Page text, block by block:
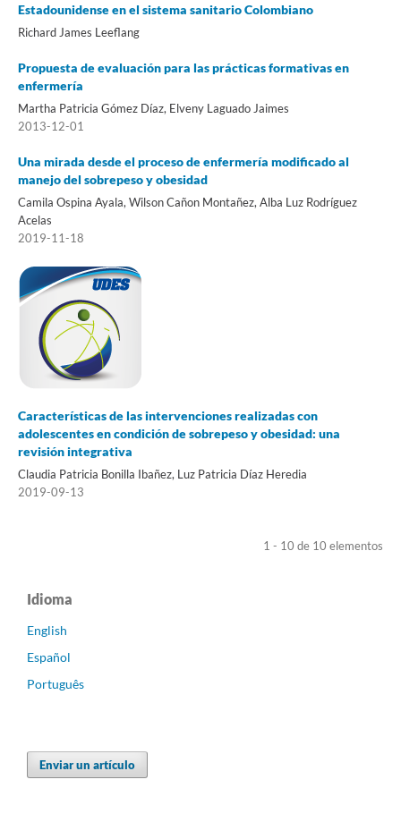
Estadounidense en el sistema sanitario Colombiano
Richard James Leeflang
Propuesta de evaluación para las prácticas formativas en
enfermería
Martha Patricia Gómez Díaz, Elveny Laguado Jaimes
2013-12-01
Una mirada desde el proceso de enfermería modificado al
manejo del sobrepeso y obesidad
Camila Ospina Ayala, Wilson Cañon Montañez, Alba Luz Rodríguez
Acelas
2019-11-18
Características de las intervenciones realizadas con
adolescentes en condición de sobrepeso y obesidad: una
revisión integrativa
Claudia Patricia Bonilla Ibañez, Luz Patricia Díaz Heredia
2019-09-13
1 - 10 de 10 elementos
Idioma
English
Español
Português
Enviar un artículo